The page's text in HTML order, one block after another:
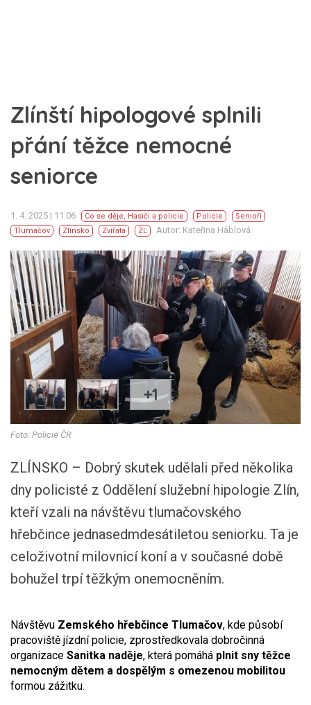
Zlínští hipologové splnili
přání těžce nemocné
seniorce
1. 4. 2025 | 11:06 Co se děje, Hasiči a policie Policie
Senioři
Tlumačov
Zlínsko Zvířata ZL Autor: Kateřina Háblová
+1
Foto: Policie ČR
ZLÍNSKO – Dobrý skutek udělali před několika
dny policisté z Oddělení služební hipologie Zlín,
kteří vzali na návštěvu tlumačovského
hřebčince jednasedmdesátiletou seniorku. Ta je
celoživotní milovnicí koní a v současné době
bohužel trpí těžkým onemocněním.
Návštěvu Zemského hřebčince Tlumačov, kde působí
pracoviště jízdní policie, zprostředkovala dobročinná
organizace Sanitka naděje, která pomáhá plnit sny těžce
nemocným dětem a dospělým s omezenou mobilitou
formou zážitku.